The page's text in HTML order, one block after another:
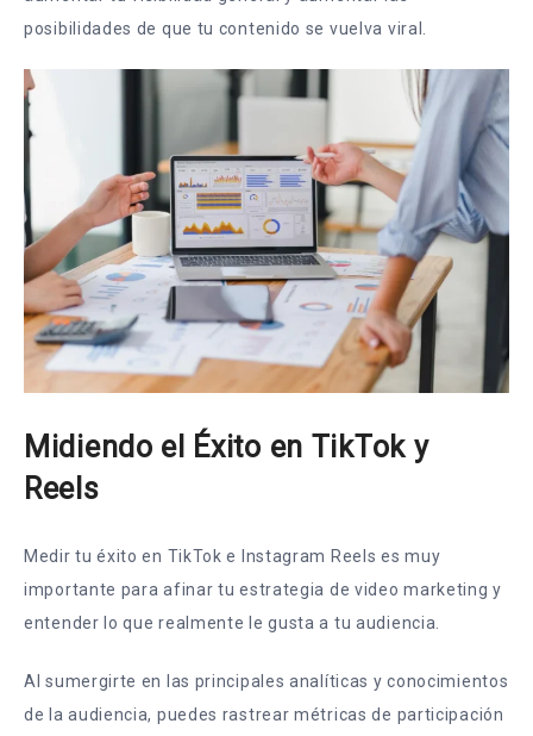
posibilidades de que tu contenido se vuelva viral.
Midiendo el Éxito en TikTok y
Reels
Medir tu éxito en TikTok e Instagram Reels es muy
importante para afinar tu estrategia de video marketing y
entender lo que realmente le gusta a tu audiencia.
Al sumergirte en las principales analíticas y conocimientos
de la audiencia, puedes rastrear métricas de participación